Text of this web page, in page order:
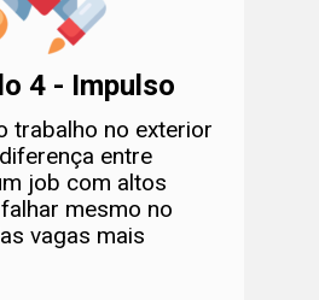
4 - Impulso
trabalho no exterior
entre
job com altos
mesmo no
vagas mais